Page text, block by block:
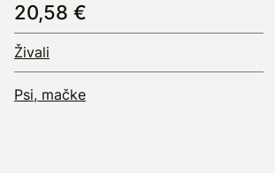
20,58 €
Živali
Psi, mačke